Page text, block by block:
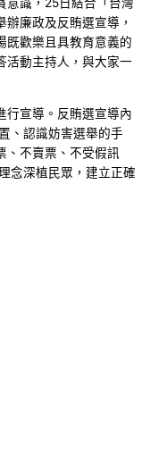
意識，25日結合「台灣
廉政及反賄選宣導，
既歡樂且具教育意義的
活動主持人，與大家一
行宣導。反賄選宣導內
、認識妨害選舉的手
、不賣票、不受假訊
念深植民眾，建立正確